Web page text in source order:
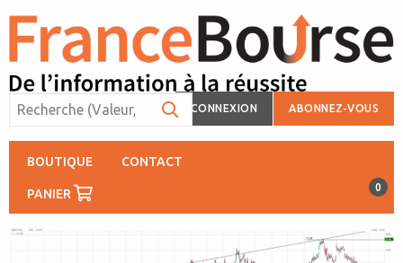
CONNEXION ABONNEZ-VOUS
BOUTIQUE CONTACT
PANIER 0